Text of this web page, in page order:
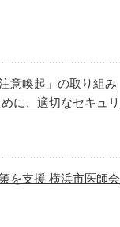
意喚起」の取り組み
に、適切なセキュリ
を支援 横浜市医師会